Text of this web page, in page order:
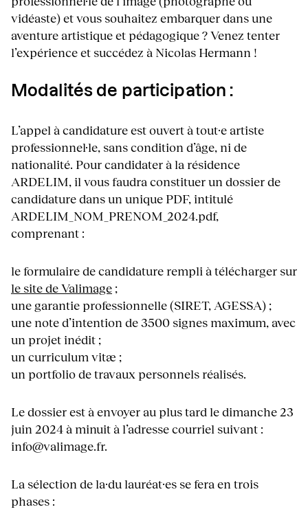
vidéaste) et vous souhaitez embarquer dans une
aventure artistique et pédagogique ? Venez tenter
l’expérience et succédez à Nicolas Hermann !
Modalités de participation :
L’appel à candidature est ouvert à tout·e artiste
professionnel·le, sans condition d’âge, ni de
nationalité. Pour candidater à la résidence
ARDELIM, il vous faudra constituer un dossier de
candidature dans un unique PDF, intitulé
ARDELIM_NOM_PRENOM_2024.pdf,
comprenant :
le formulaire de candidature rempli à télécharger sur
le site de Valimage ;
une garantie professionnelle (SIRET, AGESSA) ;
une note d’intention de 3500 signes maximum, avec
un projet inédit ;
un curriculum vitæ ;
un portfolio de travaux personnels réalisés.
Le dossier est à envoyer au plus tard le dimanche 23
juin 2024 à minuit à l’adresse courriel suivant :
info@valimage.fr.
La sélection de la·du lauréat·es se fera en trois
phases :